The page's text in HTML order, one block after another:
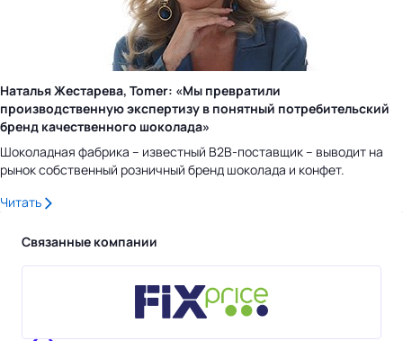
Наталья Жестарева, Tomer: «Мы превратили
производственную экспертизу в понятный потребительский
бренд качественного шоколада»
Шоколадная фабрика – известный B2B-поставщик – выводит на
рынок собственный розничный бренд шоколада и конфет.
Читать
Связанные компании